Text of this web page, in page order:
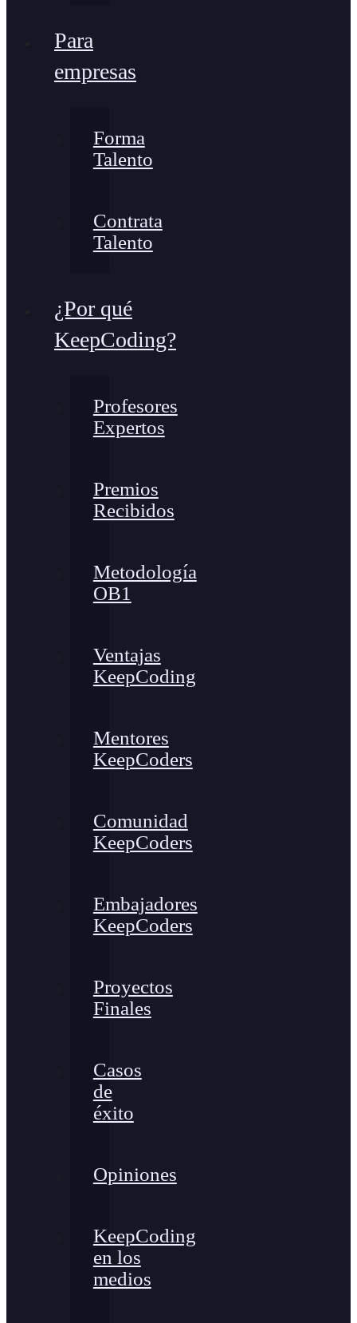
Para
empresas
Forma
Talento
Contrata
Talento
¿Por qué
KeepCoding?
Profesores
Expertos
Premios
Recibidos
Metodología
OB1
Ventajas
KeepCoding
Mentores
KeepCoders
Comunidad
KeepCoders
Embajadores
KeepCoders
Proyectos
Finales
Casos
de
éxito
Opiniones
KeepCoding
en los
medios